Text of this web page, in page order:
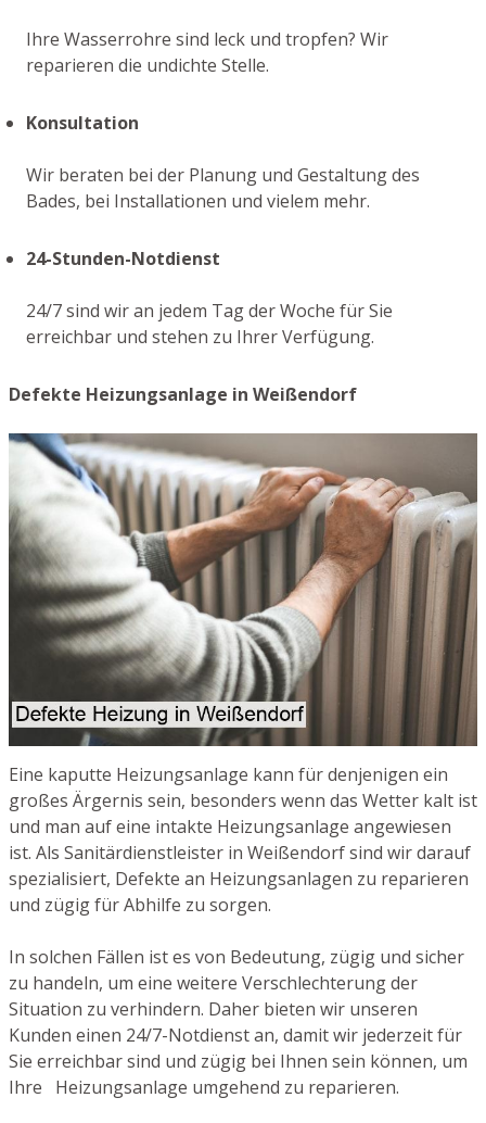
Ihre Wasserrohre sind leck und tropfen? Wir
reparieren die undichte Stelle.
Konsultation
Wir beraten bei der Planung und Gestaltung des
Bades, bei Installationen und vielem mehr.
24-Stunden-Notdienst
24/7 sind wir an jedem Tag der Woche für Sie
erreichbar und stehen zu Ihrer Verfügung.
Defekte Heizungsanlage in Weißendorf
Eine kaputte Heizungsanlage kann für denjenigen ein
großes Ärgernis sein, besonders wenn das Wetter kalt ist
und man auf eine intakte Heizungsanlage angewiesen
ist. Als Sanitärdienstleister in Weißendorf sind wir darauf
spezialisiert, Defekte an Heizungsanlagen zu reparieren
und zügig für Abhilfe zu sorgen.
In solchen Fällen ist es von Bedeutung, zügig und sicher
zu handeln, um eine weitere Verschlechterung der
Situation zu verhindern. Daher bieten wir unseren
Kunden einen 24/7-Notdienst an, damit wir jederzeit für
Sie erreichbar sind und zügig bei Ihnen sein können, um
Ihre Heizungsanlage umgehend zu reparieren.